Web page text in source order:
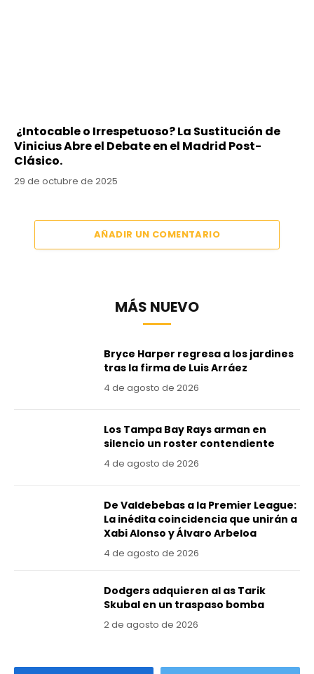
¿Intocable o Irrespetuoso? La Sustitución de
Vinicius Abre el Debate en el Madrid Post-
Clásico.
29 de octubre de 2025
AÑADIR UN COMENTARIO
MÁS NUEVO
Bryce Harper regresa a los jardines
tras la firma de Luis Arráez
4 de agosto de 2026
Los Tampa Bay Rays arman en
silencio un roster contendiente
4 de agosto de 2026
De Valdebebas a la Premier League:
La inédita coincidencia que unirán a
Xabi Alonso y Álvaro Arbeloa
4 de agosto de 2026
Dodgers adquieren al as Tarik
Skubal en un traspaso bomba
2 de agosto de 2026